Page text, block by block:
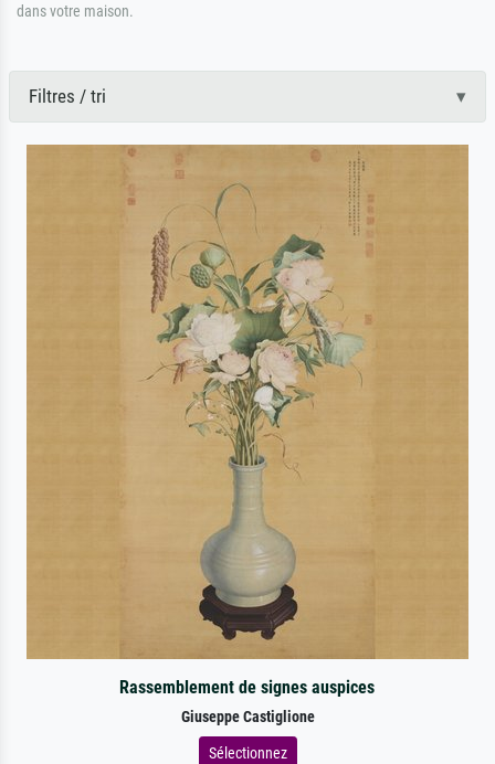
dans votre maison.
Filtres / tri
Rassemblement de signes auspices
Giuseppe Castiglione
Sélectionnez